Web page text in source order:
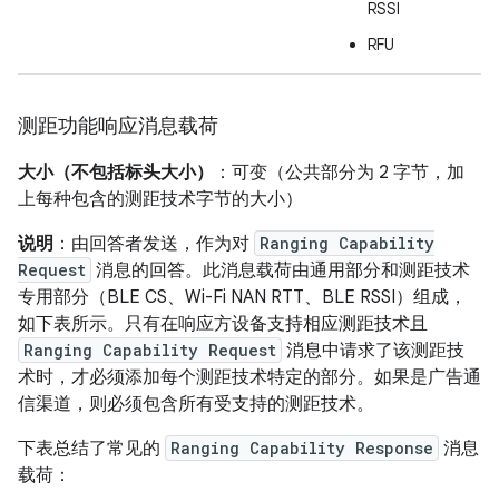
RSSI
RFU
测距功能响应消息载荷
大小（不包括标头大小）
：可变（公共部分为 2 字节，加
上每种包含的测距技术字节的大小）
说明 ：由回答者发送，作为对 Ranging Capability
Request 消息的回答。此消息载荷由通用部分和测距技术
专用部分（BLE CS、Wi-Fi NAN RTT、BLE RSSI）组成，
如下表所示。只有在响应方设备支持相应测距技术且
Ranging Capability Request 消息中请求了该测距技
术时，才必须添加每个测距技术特定的部分。如果是广告通
信渠道，则必须包含所有受支持的测距技术。
下表总结了常见的 Ranging Capability Response 消息
载荷：